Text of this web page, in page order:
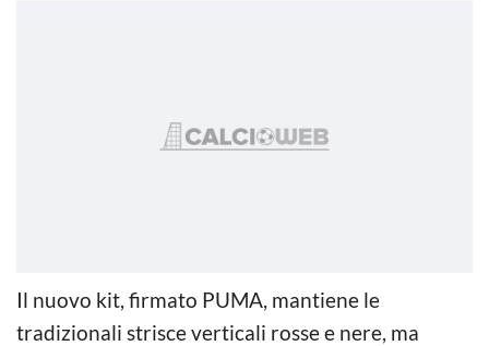
Il nuovo kit, firmato PUMA, mantiene le
tradizionali strisce verticali rosse e nere, ma